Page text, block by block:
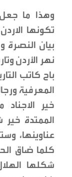
وهذا ما جعل
تكونها
بيان
نهر الأردن
باح كاتب
المعرفية
خير الاجناد
الممتدة خير
عناوينها،
كلما ضاق
شكلها